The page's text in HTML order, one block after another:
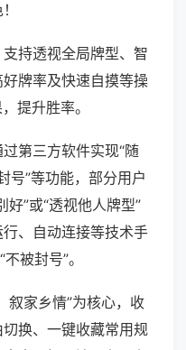
持透视全局牌型、智
牌率及快速自摸等操
提升胜率。
第三方软件实现“随
号”等功能，部分用户
”或“透视他人牌型”
、自动连接等技术手
被封号”。
叙家乡情”为核心，收
换、一键收藏常用规